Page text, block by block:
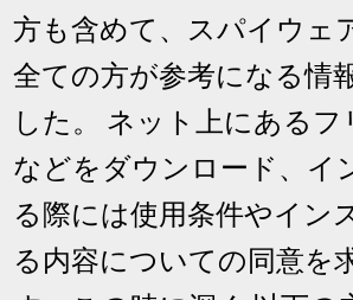
方も含めて、スパイウェ
全ての方が参考になる情
した。 ネット上にあるフ
などをダウンロード、イ
る際には使用条件やイン
る内容についての同意を